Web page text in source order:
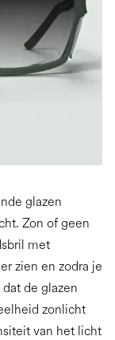
glazen
Zon of geen
met
zien en zodra je
de glazen
zonlicht
van het licht